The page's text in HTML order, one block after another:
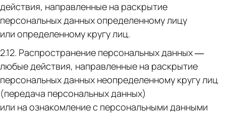
действия, направленные на раскрытие
персональных данных определенному лицу
или определенному кругу лиц.
2.12. Распространение персональных данных —
любые действия, направленные на раскрытие
персональных данных неопределенному кругу лиц
(передача персональных данных)
или на ознакомление с персональными данными